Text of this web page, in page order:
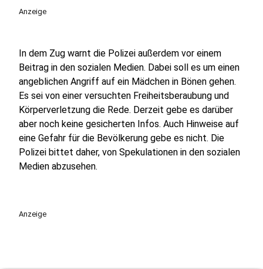
Anzeige
In dem Zug warnt die Polizei außerdem vor einem
Beitrag in den sozialen Medien. Dabei soll es um einen
angeblichen Angriff auf ein Mädchen in Bönen gehen.
Es sei von einer versuchten Freiheitsberaubung und
Körperverletzung die Rede. Derzeit gebe es darüber
aber noch keine gesicherten Infos. Auch Hinweise auf
eine Gefahr für die Bevölkerung gebe es nicht. Die
Polizei bittet daher, von Spekulationen in den sozialen
Medien abzusehen.
Anzeige